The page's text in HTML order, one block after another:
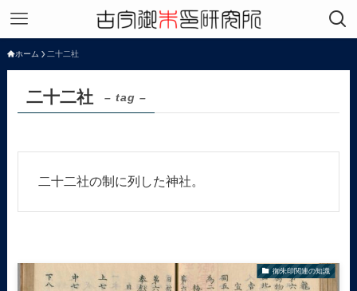
ホーム 二十二社
二十二社 – tag –
二十二社の制に列した神社。
御朱印関連の知識